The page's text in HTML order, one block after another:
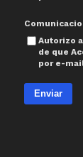
Autorizo
de que
por e-
Enviar